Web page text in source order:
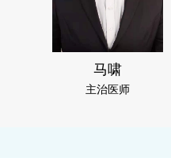
马啸
主治医师